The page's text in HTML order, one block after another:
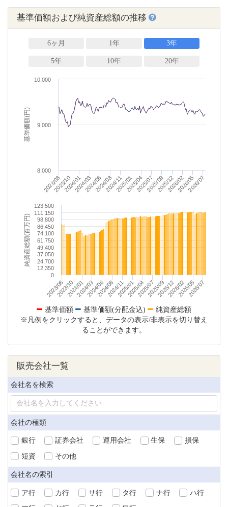
基準価額および純資産総額の推移
6ヶ月 1年 3年
5年 10年 20年
基準価額(円)
2023/08 2025/07
2023/102024/012024/032024/062024/082024/112025/012025/042025/092025/122026/022026/052026/07
8,000
9,000
10,000
純資産総額(百万円)
2023/08 2025/07
2023/102024/012024/032024/062024/082024/112025/012025/042025/092025/122026/022026/052026/07
0
12,350
24,700
37,050
49,400
61,750
74,100
86,450
98,800
111,150
123,500
基準価額 基準価額(分配金込)
純資産総額
※凡例をクリックすると、データの表示/非表示を切り替え
ることができます。
販売会社一覧
会社名を検索
会社の種類
銀行 証券会社 運用会社 生保 損保
短資 その他
会社名の索引
ア行 カ行 サ行 タ行 ナ行 ハ行